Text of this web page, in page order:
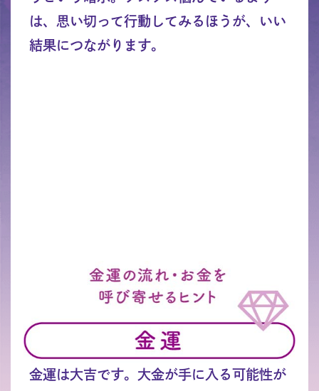
は、思い切って行動してみるほうが、いい
結果につながります。
金運は大吉です。大金が手に入る可能性が